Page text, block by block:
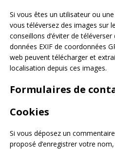
Si vous êtes un utilisateur ou
vous téléversez des images sur
conseillons d’éviter de
données EXIF de coordonnées
web peuvent télécharger et
localisation depuis ces images.
Formulaires de
Cookies
Si vous déposez un
proposé d’enregistrer votre